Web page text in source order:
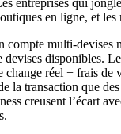
entreprises qui
en ligne, et
compte multi-devises
devises disponibles.
change réel + frais de
la transaction que
creusent l’écart